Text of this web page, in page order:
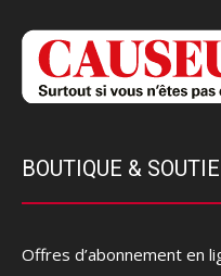
BOUTIQUE &
Offres d’abonnement en